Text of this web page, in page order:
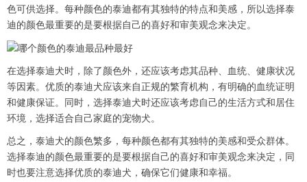
色可供选择。每种颜色的泰迪都有其独特的特点和美感，所以选择泰
迪的颜色最重要的是要根据自己的喜好和审美观念来决定。
在选择泰迪犬时，除了颜色外，还应该考虑其品种、血统、健康状况
等因素。优质的泰迪犬应该来自正规的繁育机构，有明确的血统证明
和健康保证。同时，选择泰迪犬时还应该考虑自己的生活方式和居住
环境，选择适合自己家庭的宠物犬。
总之，泰迪犬的颜色繁多，每种颜色都有其独特的美感和受众群体。
选择泰迪的颜色最重要的是要根据自己的喜好和审美观念来决定，同
时也要注意选择优质的泰迪犬，确保它们健康和幸福。